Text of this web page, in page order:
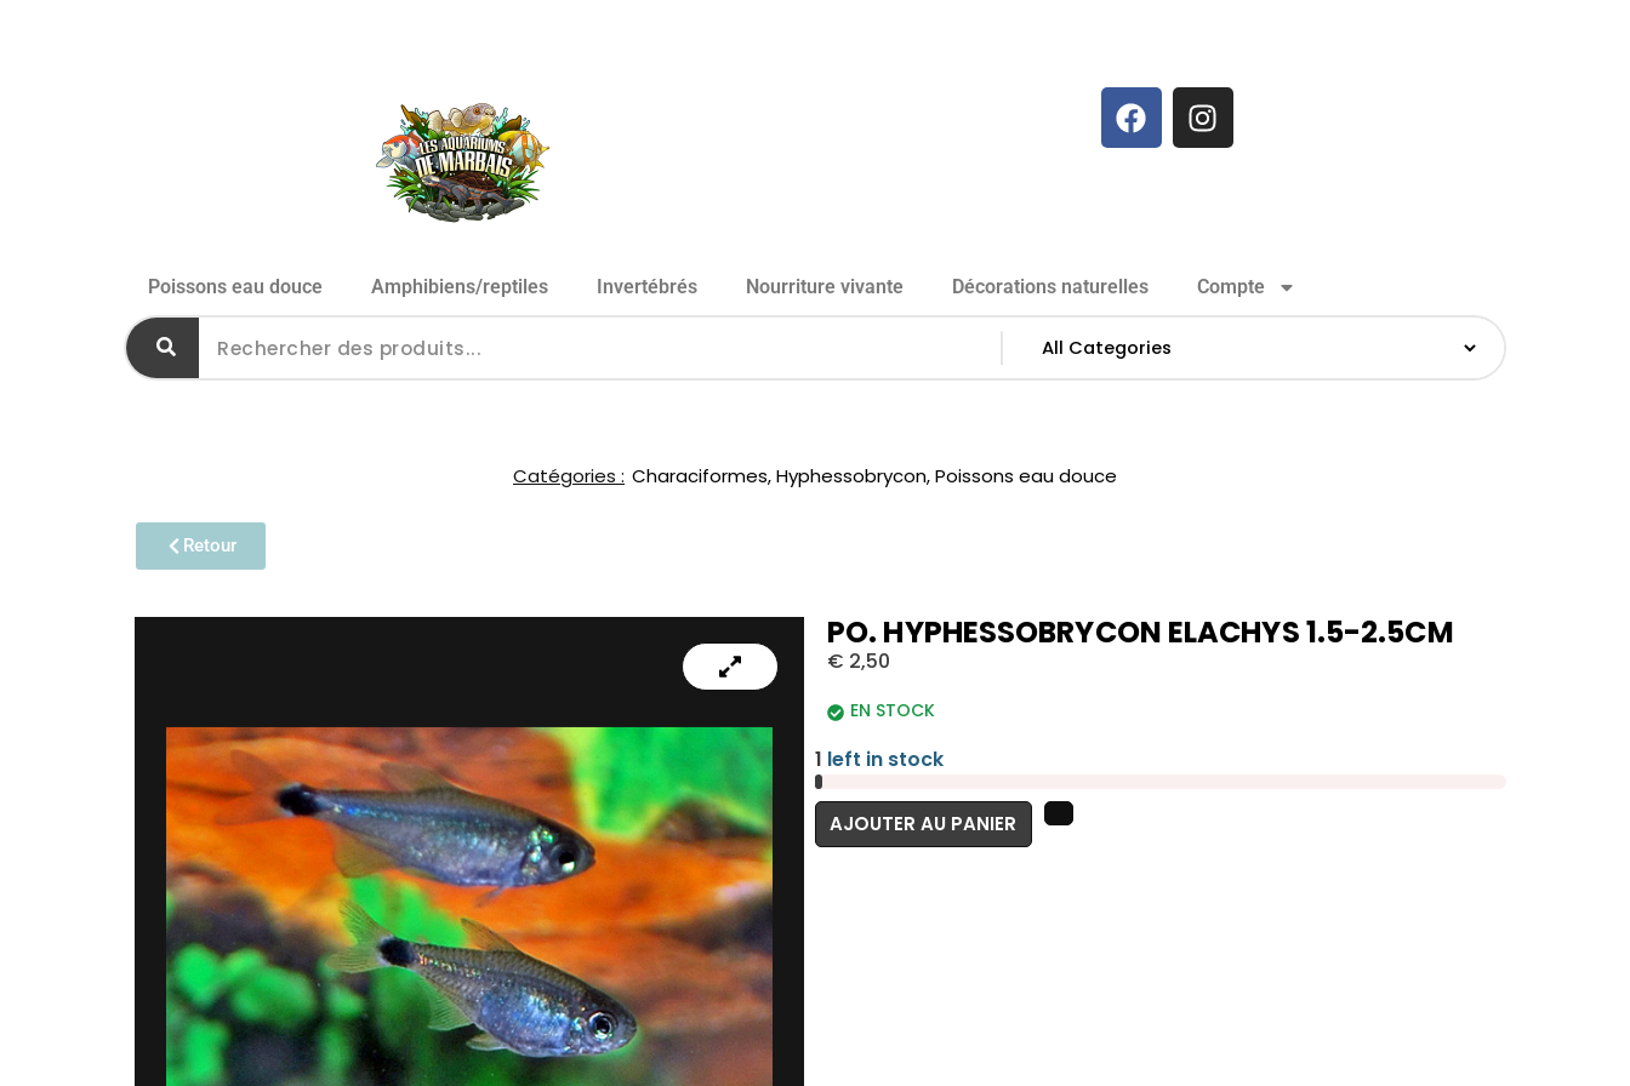
Poissons eau douce Amphibiens/reptiles Invertébrés Nourriture vivante Décorations naturelles Compte
Catégories : Characiformes,Hyphessobrycon,Poissons eau douce
Retour
PO. HYPHESSOBRYCON ELACHYS 1.5-2.5CM
€ 2,50
EN STOCK
1 left in stock
AJOUTER AU PANIER